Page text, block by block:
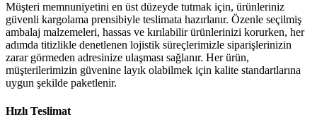
Müşteri memnuniyetini en üst düzeyde tutmak için, ürünleriniz
güvenli kargolama prensibiyle teslimata hazırlanır. Özenle seçilmiş
ambalaj malzemeleri, hassas ve kırılabilir ürünlerinizi korurken, her
adımda titizlikle denetlenen lojistik süreçlerimizle siparişlerinizin
zarar görmeden adresinize ulaşması sağlanır. Her ürün,
müşterilerimizin güvenine layık olabilmek için kalite standartlarına
uygun şekilde paketlenir.
Hızlı Teslimat